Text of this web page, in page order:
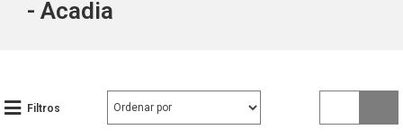
- Acadia
Filtros